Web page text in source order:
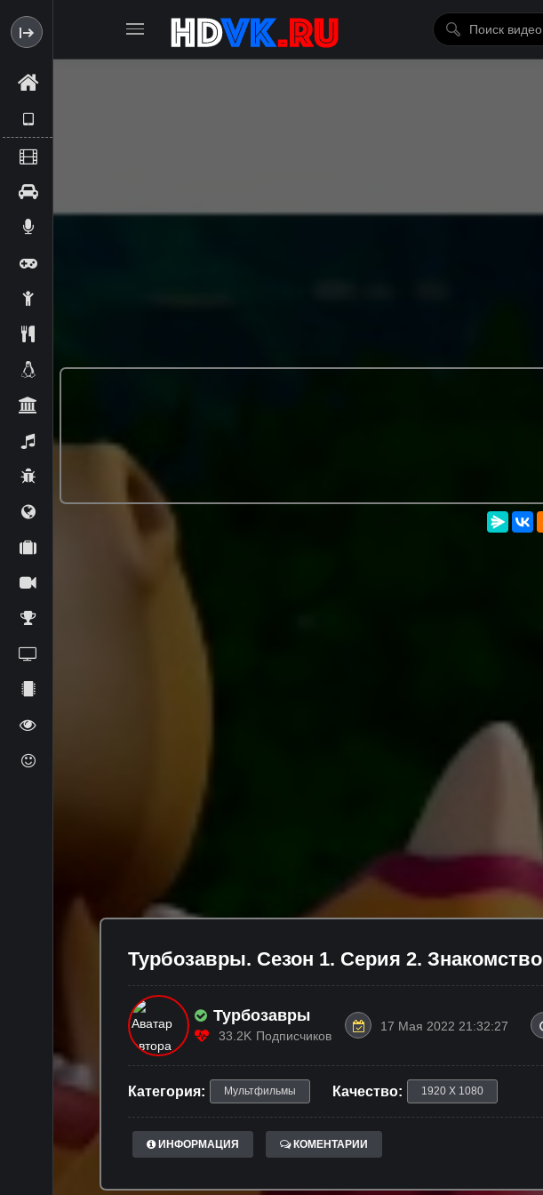
Турбозавры. Сезон 1. Серия 2. Знакомство
Турбозавры
33.2K Подписчиков
17 Мая 2022 21:32:27
Категория: Мультфильмы Качество: 1920 X 1080
ИНФОРМАЦИЯ КОМЕНТАРИИ